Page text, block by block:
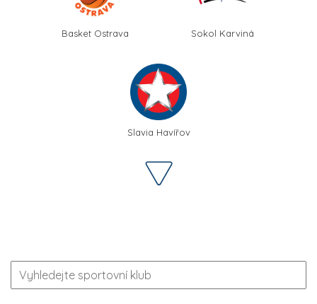
Basket Ostrava Sokol Karviná
Slavia Havířov